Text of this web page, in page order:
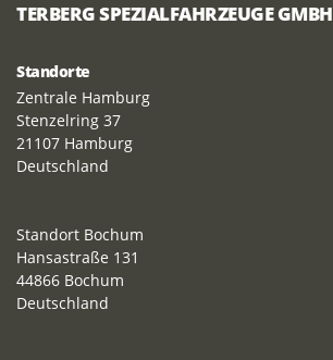
TERBERG SPEZIALFAHRZEUGE GMBH
Standorte
Zentrale Hamburg
Stenzelring 37
21107 Hamburg
Deutschland
Standort Bochum
Hansastraße 131
44866 Bochum
Deutschland